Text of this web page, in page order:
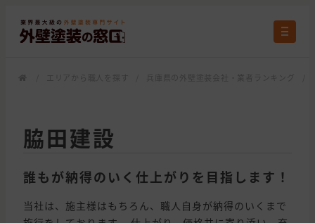
脇田建設
誰もが納得のいく仕上がりを目指します！
当社は、施主様はもちろん、職人自身が納得のいくまで